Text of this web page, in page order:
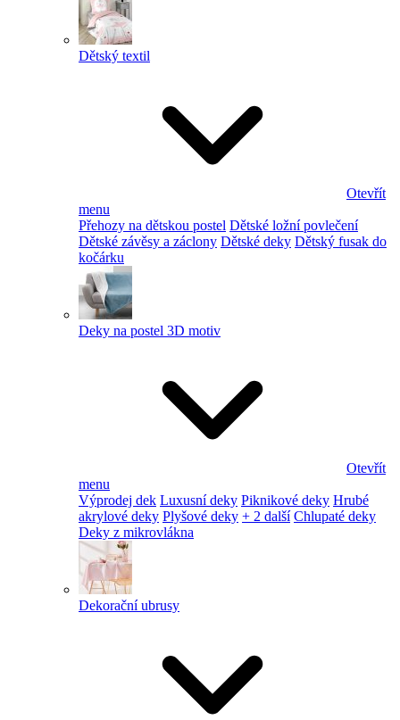
Dětský textil
Otevřít
menu
Přehozy na dětskou postel Dětské ložní povlečení
Dětské závěsy a záclony Dětské deky Dětský fusak do
kočárku
Deky na postel 3D motiv
Otevřít
menu
Výprodej dek Luxusní deky Piknikové deky Hrubé
akrylové deky Plyšové deky + 2 další Chlupaté deky
Deky z mikrovlákna
Dekorační ubrusy